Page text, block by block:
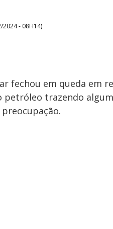
2024 - 08H14)
fechou em queda em
petróleo trazendo